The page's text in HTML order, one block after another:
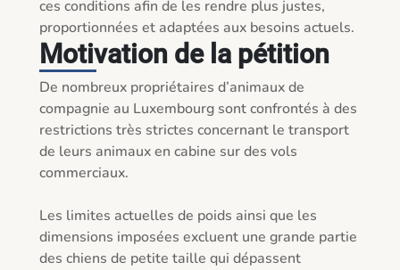
ces conditions afin de les rendre plus justes,
Motivation de la pétition
De nombreux propriétaires d’animaux de
compagnie au Luxembourg sont confrontés à des
restrictions très strictes concernant le transport
de leurs animaux en cabine sur des vols
commerciaux.
Les limites actuelles de poids ainsi que les
dimensions imposées excluent une grande partie
des chiens de petite taille qui dépassent